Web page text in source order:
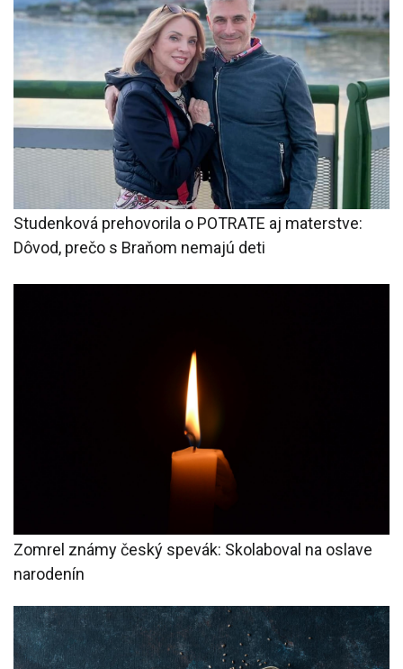
Studenková prehovorila o POTRATE aj materstve:
Dôvod, prečo s Braňom nemajú deti
Zomrel známy český spevák: Skolaboval na oslave
narodenín